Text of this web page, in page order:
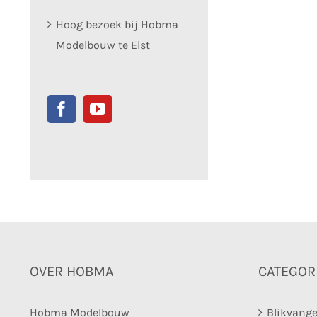
Hoog bezoek bij Hobma
Modelbouw te Elst
OVER HOBMA
Hobma Modelbouw